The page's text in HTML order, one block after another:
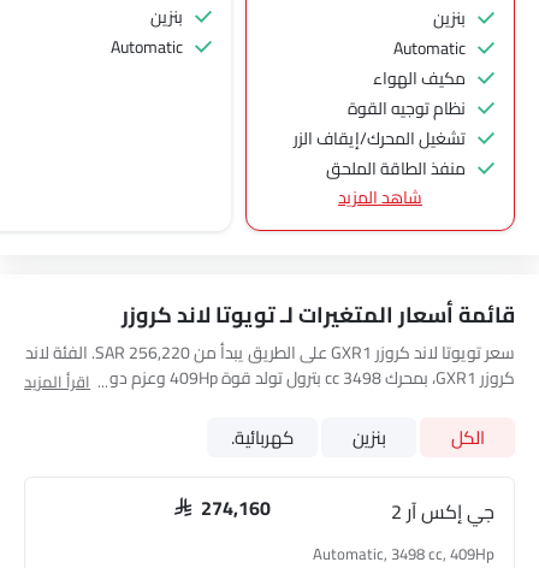
بنزين
Automatic
مكيف الهواء
نظام توجيه القوة
تشغيل المحرك/إيقاف الزر
منفذ الطاقة الملحق
نظام التحكم في السرعة
عجلة قيادة متعددة الوظائف
مكبرات الصوت الخلفية
اتصال بلوتوث
المدخل المساعد وUSB
سيطرة على جودة الهواء
نوافذ كهربائية خلفية
ضوء تحذير منخفض من الوقود
مقاعد قابلة للتعديل
شاهد المزيد
بنزين
Automatic
قائمة أسعار المتغيرات لـ تويوتا لاند كروزر
سعر تويوتا لاند كروزر GXR1 على الطريق يبدأ من SAR 256,220. الفئة لاند
كروزر GXR1، بمحرك 3498 cc بترول تولد قوة 409Hp وعزم دوران 650Nm.
كروزرأدناه
اقرأ المزيد
الكل بنزين كهربائية.
جي إكس آر 2 SAR 274,160
Automatic, 3498 cc, 409Hp